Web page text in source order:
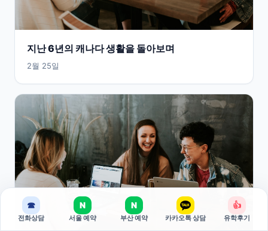
지난 6년의 캐나다 생활을 돌아보며
2월 25일
☎
전화상담
N
서울 예약
N
부산 예약 카카오톡 상담
👍
유학후기